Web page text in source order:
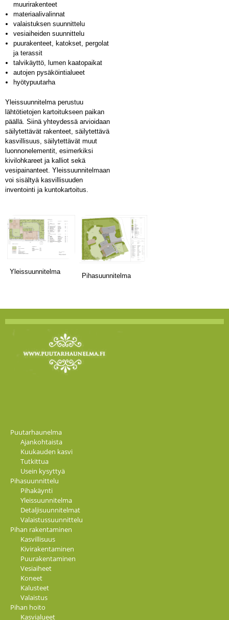
muurirakenteet
materiaalivalinnat
valaistuksen suunnittelu
vesiaiheiden suunnittelu
puurakenteet, katokset, pergolat
ja terassit
talvikäyttö, lumen kaatopaikat
autojen pysäköintialueet
hyötypuutarha
Yleissuunnitelma perustuu
lähtötietojen kartoitukseen paikan
päällä. Siinä yhteydessä arvioidaan
säilytettävät rakenteet, säilytettävä
kasvillisuus, säilytettävät muut
luonnonelementit, esimerkiksi
kivilohkareet ja kalliot sekä
vesipainanteet. Yleissuunnitelmaan
voi sisältyä kasvillisuuden
inventointi ja kuntokartoitus.
Yleissuunnitelma Pihasuunnitelma
Puutarhaunelma
Ajankohtaista
Kuukauden kasvi
Tutkittua
Usein kysyttyä
Pihasuunnittelu
Pihakäynti
Yleissuunnitelma
Detaljisuunnitelmat
Valaistussuunnittelu
Pihan rakentaminen
Kasvillisuus
Kivirakentaminen
Puurakentaminen
Vesiaiheet
Koneet
Kalusteet
Valaistus
Pihan hoito
Kasvialueet